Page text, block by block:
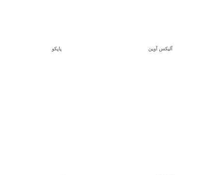
آلیکس آوین پاپکو